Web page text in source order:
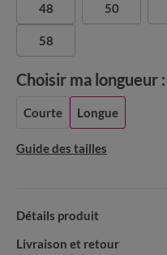
48 50
58
Guide des tailles
Choisir ma longueur :
Courte Longue
Détails produit
Livraison et retour